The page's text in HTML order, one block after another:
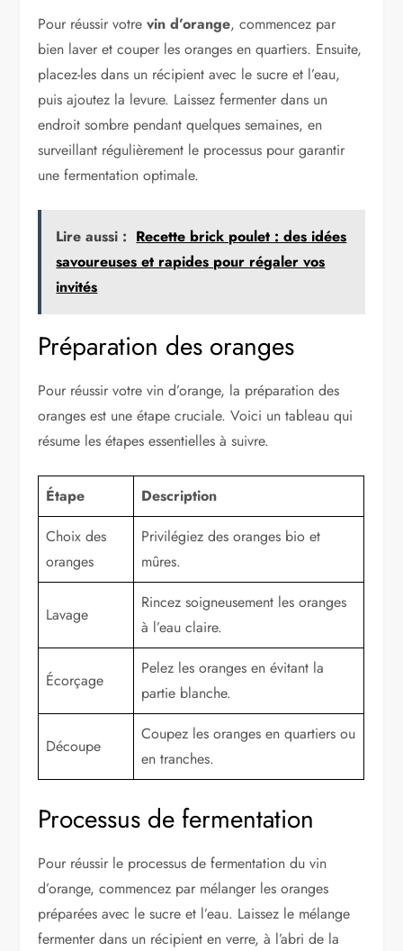
Pour réussir votrevin d’orange, commencez par
bien laver et couper les oranges en quartiers. Ensuite,
placez-les dans un récipient avec le sucre et l’eau,
puis ajoutez la levure. Laissez fermenter dans un
endroit sombre pendant quelques semaines, en
surveillant régulièrement le processus pour garantir
une fermentation optimale.
Lire aussi : Recette brick poulet : des idées
savoureuses et rapides pour régaler vos
invités
Préparation des oranges
Pour réussir votre vin d’orange, la préparation des
oranges est une étape cruciale. Voici un tableau qui
résume les étapes essentielles à suivre.
Étape
Description
Choix des
oranges
Privilégiez des oranges bio et
mûres.
Lavage
Rincez soigneusement les oranges
à l’eau claire.
Écorçage
Pelez les oranges en évitant la
partie blanche.
Découpe
Coupez les oranges en quartiers ou
en tranches.
Processus de fermentation
Pour réussir le processus de fermentation du vin
d’orange, commencez par mélanger les oranges
préparées avec le sucre et l’eau. Laissez le mélange
fermenter dans un récipient en verre, à l’abri de la